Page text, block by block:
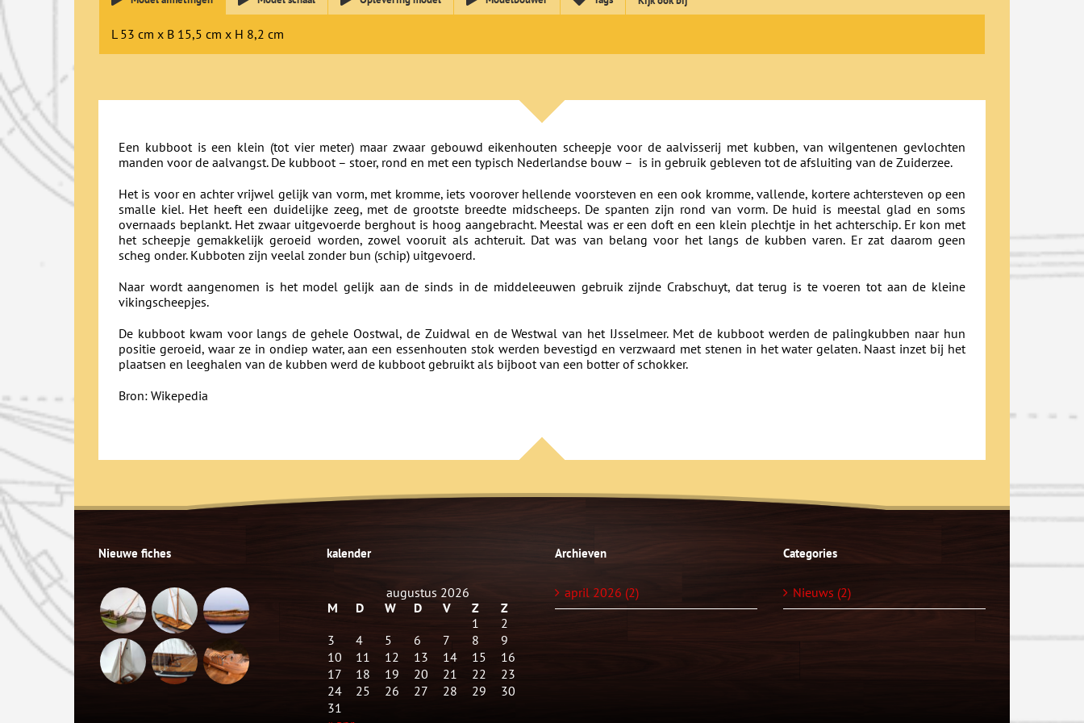
L 53 cm x B 15,5 cm x H 8,2 cm
Een kubboot is een klein (tot vier meter) maar zwaar gebouwd eikenhouten scheepje voor de aalvisserij met kubben, van wilgentenen gevlochten
manden voor de aalvangst. De kubboot – stoer, rond en met een typisch Nederlandse bouw – is in gebruik gebleven tot de afsluiting van de Zuiderzee.
Het is voor en achter vrijwel gelijk van vorm, met kromme, iets voorover hellende voorsteven en een ook kromme, vallende, kortere achtersteven op een
smalle kiel. Het heeft een duidelijke zeeg, met de grootste breedte midscheeps. De spanten zijn rond van vorm. De huid is meestal glad en soms
overnaads beplankt. Het zwaar uitgevoerde berghout is hoog aangebracht. Meestal was er een doft en een klein plechtje in het achterschip. Er kon met
het scheepje gemakkelijk geroeid worden, zowel vooruit als achteruit. Dat was van belang voor het langs de kubben varen. Er zat daarom geen
scheg onder. Kubboten zijn veelal zonder bun (schip) uitgevoerd.
Naar wordt aangenomen is het model gelijk aan de sinds in de middeleeuwen gebruik zijnde Crabschuyt, dat terug is te voeren tot aan de kleine
vikingscheepjes.
De kubboot kwam voor langs de gehele Oostwal, de Zuidwal en de Westwal van het IJsselmeer. Met de kubboot werden de palingkubben naar hun
positie geroeid, waar ze in ondiep water, aan een essenhouten stok werden bevestigd en verzwaard met stenen in het water gelaten. Naast inzet bij het
plaatsen en leeghalen van de kubben werd de kubboot gebruikt als bijboot van een botter of schokker.
Bron: Wikepedia
Nieuwe fiches kalender
augustus 2026
M
D W D V Z
Z
1
2
3
4 5 6 7 8
9
10
11 12 13 14 15
16
17
18 19 20 21 22
23
24
25 26 27 28 29
30
31
Archieven
april 2026 (2)
Categories
Nieuws (2)